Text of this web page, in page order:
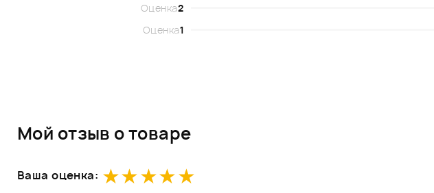
Оценка2
Оценка1
Мой отзыв о товаре
Ваша оценка: